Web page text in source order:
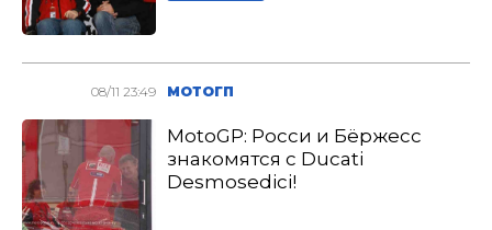
08/11 23:49 МОТОГП
MotoGP: Росси и Бёржесс
знакомятся с Ducati
Desmosedici!